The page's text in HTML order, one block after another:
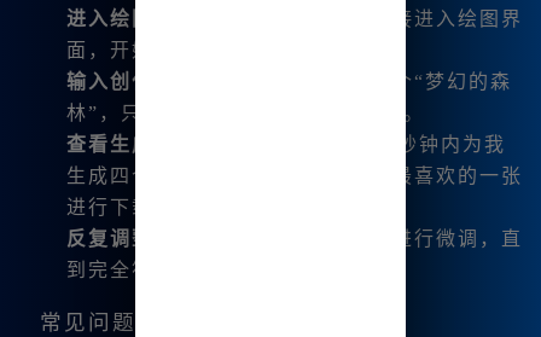
进入绘图界面
：登录后，我可以直接进入绘图界
面，开始我的创作之旅。
输入创作提示
：比如，我想生成一个“梦幻的森
林”，只需在输入框中键入相关创意。
查看生成结果
：Midjourney会在几秒钟内为我
生成四个不同的图像，我可以选择最喜欢的一张
进行下载。
反复调整
：我可以根据需要对图像进行微调，直
到完全符合我的想法。
常见问题解答